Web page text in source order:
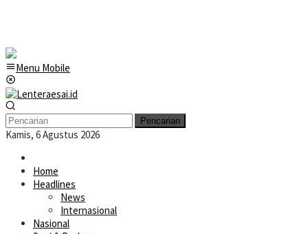
Menu Mobile
Pencarian
Kamis, 6 Agustus 2026
Home
Headlines
News
Internasional
Nasional